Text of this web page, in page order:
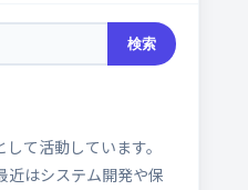
検索
て活動しています。
近はシステム開発や保